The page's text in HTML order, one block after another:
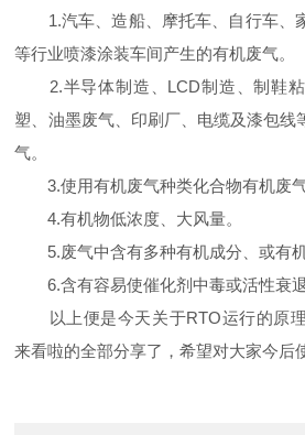
1.汽车、造船、摩托车、自行车、
等行业喷漆涂装车间产生的有机废气。
2.半导体制造、LCD制造、制鞋粘
塑、油墨废气、印刷厂、电缆及漆包线
气。
3.使用有机废气种类化合物有机废气
4.有机物低浓度、大风量。
5.废气中含有多种有机成分、或有机
6.含有容易使催化剂中毒或活性衰退
以上便是今天关于RTO运行的原理
来看啦的全部分享了，希望对大家今后